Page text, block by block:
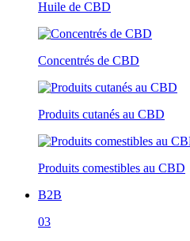
Huile de CBD
Concentrés de CBD
Produits cutanés au CBD
Produits comestibles au CBD
B2B
03